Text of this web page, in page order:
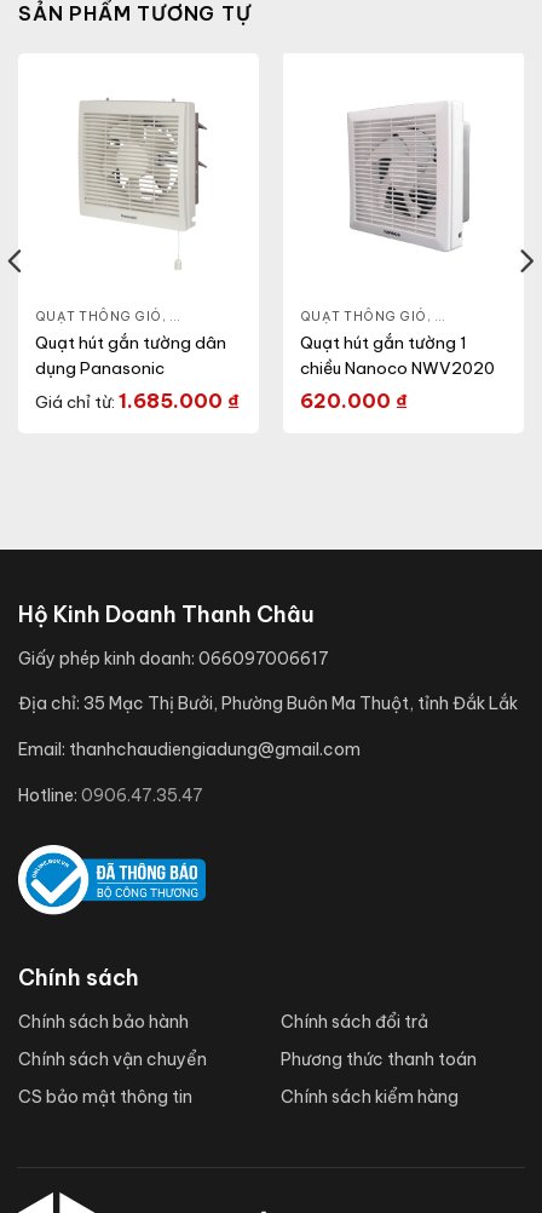
SẢN PHẨM TƯƠNG TỰ
QUẠT THÔNG GIÓ , QUẠT ĐIỆN, QUẠT TRẦN,QUẠT GẮN TƯỜNG
Quạt hút gắn tường dân
dụng Panasonic
Giá chỉ từ: 1.685.000 ₫
QUẠT THÔNG GIÓ , QUẠT ĐIỆN,
Quạt hút gắn tường 1
chiều Nanoco NWV2020
620.000 ₫
QUẠT ĐIỆN, QUẠT TRẦN
Hộ Kinh Doanh Thanh Châu
Giấy phép kinh doanh: 066097006617
Địa chỉ: 35 Mạc Thị Bưởi, Phường Buôn Ma Thuột, tỉnh Đắk Lắk
Email: thanhchaudiengiadung@gmail.com
Hotline: 0906.47.35.47
Chính sách
Chính sách bảo hành
Chính sách vận chuyển
CS bảo mật thông tin
Chính sách đổi trả
Phương thức thanh toán
Chính sách kiểm hàng